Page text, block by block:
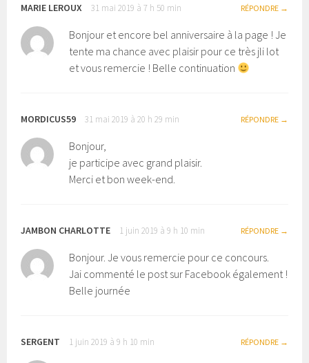
MARIE LEROUX 31 mai 2019 à 7 h 50 min RÉPONDRE
Bonjour et encore bel anniversaire à la page ! Je
tente ma chance avec plaisir pour ce très jli lot
et vous remercie ! Belle continuation
MORDICUS59 31 mai 2019 à 20 h 29 min RÉPONDRE
Bonjour,
je participe avec grand plaisir.
Merci et bon week-end.
JAMBON CHARLOTTE 1 juin 2019 à 9 h 10 min RÉPONDRE
Bonjour. Je vous remercie pour ce concours.
Jai commenté le post sur Facebook également !
Belle journée
SERGENT 1 juin 2019 à 9 h 10 min RÉPONDRE